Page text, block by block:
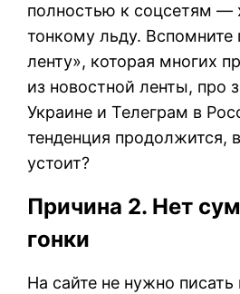
полностью к соцсетям —
тонкому льду.
ленту», которая многих
из новостной ленты, про
Украине и Телеграм в
тенденция продолжится,
устоит?
Причина 2. Нет
гонки
На сайте не нужно